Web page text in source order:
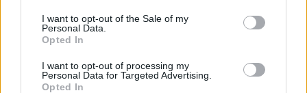
I want to opt-out of the Sale of my
Personal Data.
Opted In
I want to opt-out of processing my
Personal Data for Targeted Advertising.
Opted In